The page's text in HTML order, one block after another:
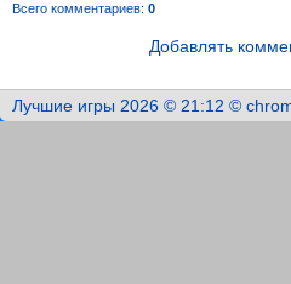
Всего комментариев: 0
Добавлять
Лучшие игры 2026 © 21:12 ©